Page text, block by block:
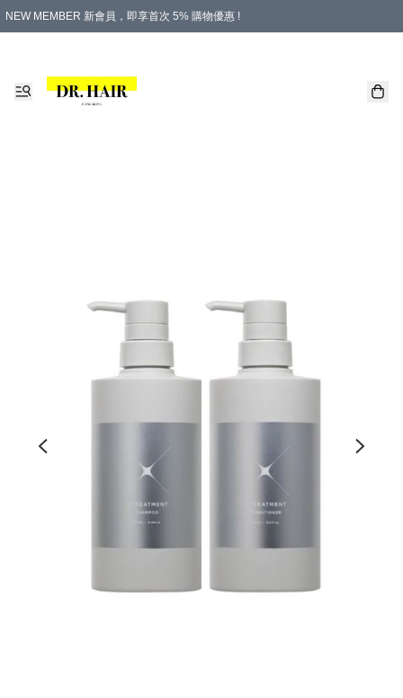
NEW MEMBER 新會員，即享首次 5% 購物優惠 !